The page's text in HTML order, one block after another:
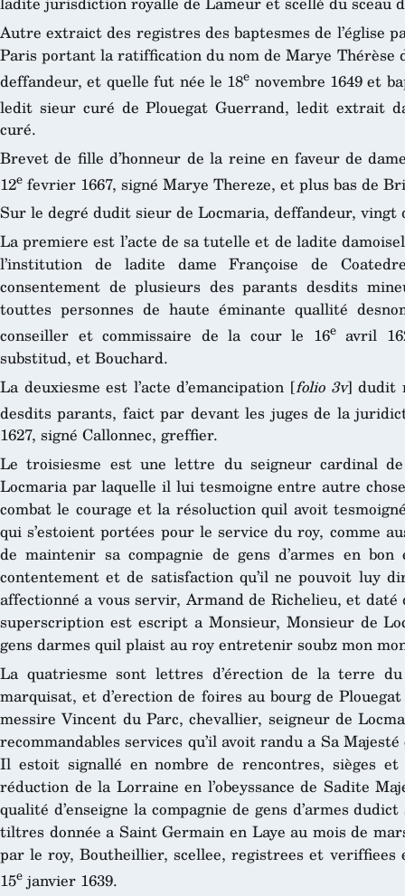
Autre extraict des registres des baptesmes de l’église
Paris portant la ratiffication du nom de Marye Thérèse
deffandeur, et quelle fut née le 18e novembre 1649 et
ledit sieur curé de Plouegat Guerrand, ledit extrait
curé.
Brevet de fille d’honneur de la reine en faveur de
12e fevrier 1667, signé Marye Thereze, et plus bas de
Sur le degré dudit sieur de Locmaria, deffandeur, vingt
La premiere est l’acte de sa tutelle et de ladite
l’institution de ladite dame Françoise de
consentement de plusieurs des parants desdits
touttes personnes de haute éminante quallité
conseiller et commissaire de la cour le 16eavril
substitud, et Bouchard.
La deuxiesme est l’acte d’emancipation [folio 3v] dudit
desdits parants, faict par devant les juges de la
1627, signé Callonnec, greffier.
Le troisiesme est une lettre du seigneur cardinal
Locmaria par laquelle il lui tesmoigne entre autre
combat le courage et la résoluction quil avoit
qui s’estoient portées pour le service du roy, comme
de maintenir sa compagnie de gens d’armes en
contentement et de satisfaction qu’il ne pouvoit luy
affectionné a vous servir, Armand de Richelieu, et daté
superscription est escript a Monsieur, Monsieur de
gens darmes quil plaist au roy entretenir soubz mon
La quatriesme sont lettres d’érection de la terre
marquisat, et d’erection de foires au bourg de
messire Vincent du Parc, chevallier, seigneur de
recommandables services qu’il avoit randu a Sa
Il estoit signallé en nombre de rencontres, sièges
réduction de la Lorraine en l’obeyssance de Sadite
qualité d’enseigne la compagnie de gens d’armes
tiltres donnée a Saint Germain en Laye au mois de
par le roy, Boutheillier, scellee, registrees et veriffiees
15e janvier 1639.